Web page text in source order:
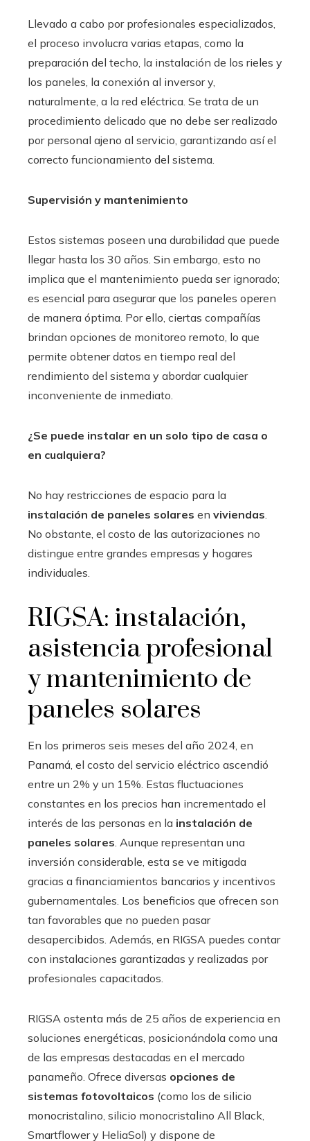
Llevado a cabo por profesionales especializados,
el proceso involucra varias etapas, como la
preparación del techo, la instalación de los rieles y
los paneles, la conexión al inversor y,
naturalmente, a la red eléctrica. Se trata de un
procedimiento delicado que no debe ser realizado
por personal ajeno al servicio, garantizando así el
correcto funcionamiento del sistema.
Supervisión y mantenimiento
Estos sistemas poseen una durabilidad que puede
llegar hasta los 30 años. Sin embargo, esto no
implica que el mantenimiento pueda ser ignorado;
es esencial para asegurar que los paneles operen
de manera óptima. Por ello, ciertas compañías
brindan opciones de monitoreo remoto, lo que
permite obtener datos en tiempo real del
rendimiento del sistema y abordar cualquier
inconveniente de inmediato.
¿Se puede instalar en un solo tipo de casa o
en cualquiera?
No hay restricciones de espacio para la
instalación de paneles solares en viviendas
No obstante, el costo de las autorizaciones no
distingue entre grandes empresas y hogares
individuales.
RIGSA: instalación,
asistencia profesional
y mantenimiento de
paneles solares
En los primeros seis meses del año 2024, en
Panamá, el costo del servicio eléctrico ascendió
entre un 2% y un 15%. Estas fluctuaciones
constantes en los precios han incrementado el
interés de las personas en la instalación de
paneles solares . Aunque representan una
inversión considerable, esta se ve mitigada
gracias a financiamientos bancarios y incentivos
gubernamentales. Los beneficios que ofrecen son
tan favorables que no pueden pasar
desapercibidos. Además, en RIGSA puedes contar
con instalaciones garantizadas y realizadas por
profesionales capacitados.
RIGSA ostenta más de 25 años de experiencia en
soluciones energéticas, posicionándola como una
de las empresas destacadas en el mercado
panameño. Ofrece diversas opciones de
sistemas fotovoltaicos (como los de silicio
monocristalino, silicio monocristalino All Black,
Smartflower y HeliaSol) y dispone de